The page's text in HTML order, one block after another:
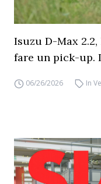
Isuzu D-Max
fare un pick-up.
06/26/2026 In